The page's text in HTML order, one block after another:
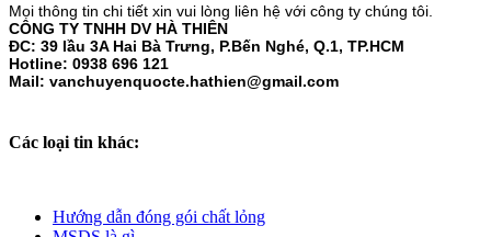
Mọi thông tin chi tiết xin vui lòng liên hệ với công ty chúng tôi.
CÔNG TY TNHH DV HÀ THIÊN
ĐC: 39 lầu 3A Hai Bà Trưng, P.Bến Nghé, Q.1, TP.HCM
Hotline: 0938 696 121
Mail: vanchuyenquocte.hathien@gmail.com
Các loại tin khác:
Hướng dẫn đóng gói chất lỏng